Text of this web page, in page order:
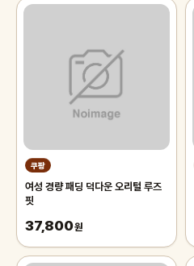
쿠팡
여성 경량 패딩 덕다운 오리털 루즈
핏
37,800원